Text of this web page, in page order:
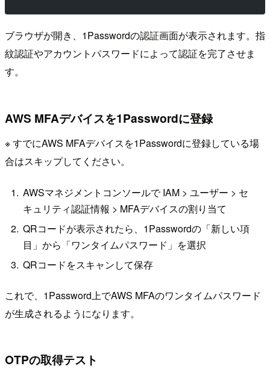
ブラウザが開き、1Passwordの認証画面が表示されます。指
紋認証やアカウントパスワードによって認証を完了させま
す。
AWS MFAデバイスを1Passwordに登録
※ すでにAWS MFAデバイスを1Passwordに登録している場
合はスキップしてください。
AWSマネジメントコンソールで IAM > ユーザー > セ
キュリティ認証情報 > MFAデバイスの割り当て
QRコードが表示されたら、1Passwordの「新しい項
目」から「ワンタイムパスワード」を選択
QRコードをスキャンして保存
これで、1Password上でAWS MFAのワンタイムパスワード
が生成されるようになります。
OTPの取得テスト